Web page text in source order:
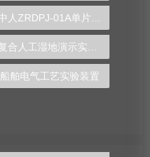
船舶电气工艺实验装置